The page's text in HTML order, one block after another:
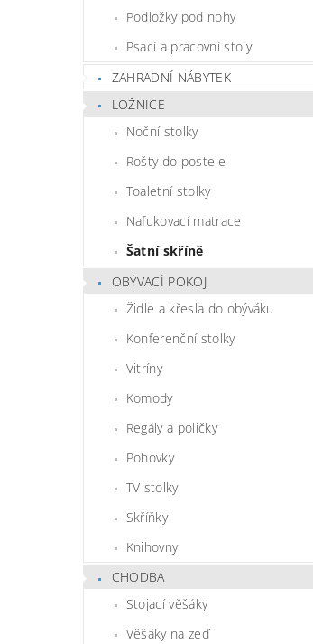
Podložky pod nohy
Psací a pracovní stoly
ZAHRADNÍ NÁBYTEK
LOŽNICE
Noční stolky
Rošty do postele
Toaletní stolky
Nafukovací matrace
Šatní skříně
OBÝVACÍ POKOJ
Židle a křesla do obýváku
Konferenční stolky
Vitríny
Komody
Regály a poličky
Pohovky
TV stolky
Skříňky
Knihovny
CHODBA
Stojací věšáky
Věšáky na zeď